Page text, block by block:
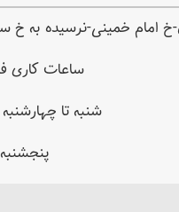
امام خمینی-نرسیده به خ سی
کاری
چهارشنبه : 10 تا
: 10 تا